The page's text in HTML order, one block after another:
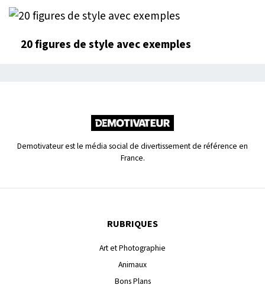
20 figures de style avec exemples
Demotivateur est le média social de divertissement de référence en
France.
RUBRIQUES
Art et Photographie
Animaux
Bons Plans